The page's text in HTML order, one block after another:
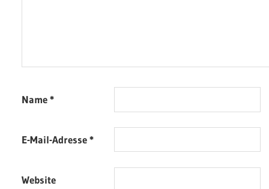
Name*
E-Mail-Adresse*
Website